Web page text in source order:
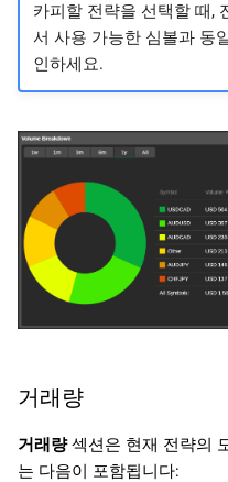
카피할 전략을 선택할 때,
서 사용 가능한 심볼과 동
인하세요.
거래량
거래량섹션은 현재 전략의
는 다음이 포함됩니다: